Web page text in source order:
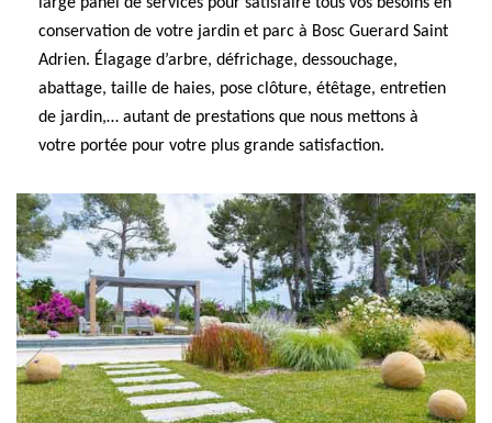
conservation de votre jardin et parc à Bosc Guerard Saint
Adrien. Élagage d’arbre, défrichage, dessouchage,
abattage, taille de haies, pose clôture, étêtage, entretien
de jardin,… autant de prestations que nous mettons à
votre portée pour votre plus grande satisfaction.